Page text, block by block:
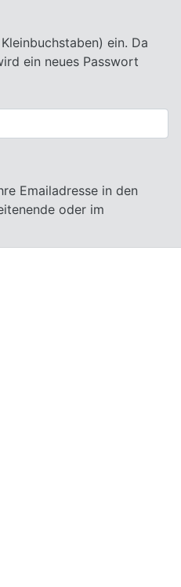
ein. Da
ein neues Passwort
Emailadresse in den
oder im